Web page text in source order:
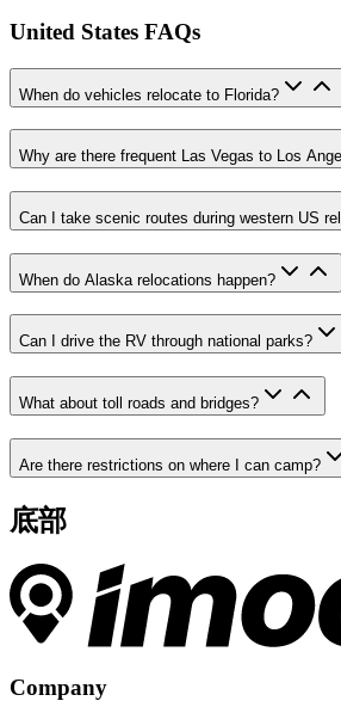
United States FAQs
When do vehicles relocate to Florida?
Why are there frequent Las Vegas to Los
Can I take scenic routes during western US
When do Alaska relocations happen?
Can I drive the RV through national parks?
What about toll roads and bridges?
Are there restrictions on where I can camp?
底部
Company